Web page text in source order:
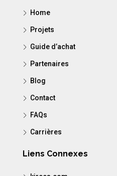
Home
Projets
Guide d’achat
Partenaires
Blog
Contact
FAQs
Carrières
Liens Connexes